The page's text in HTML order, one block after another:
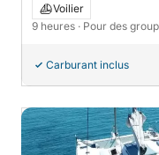
Voilier
9 heures · Pour des
Carburant inclus